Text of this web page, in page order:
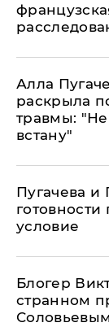
Алла
раскрыла
травмы:
встану"
Пугачева и
готовности
условие
Блогер
странном
Соловьевым